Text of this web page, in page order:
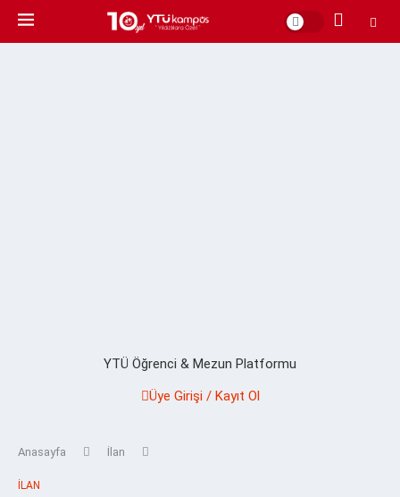
YTÜ Öğrenci & Mezun Platformu
Üye Girişi / Kayıt Ol
Anasayfa İlan
İLAN